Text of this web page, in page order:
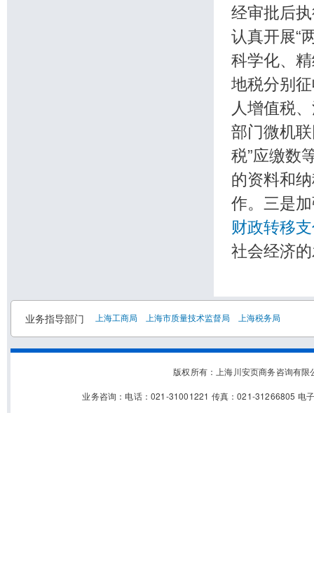
经审批后
认真开展“
科学化、
地税分别
人增值税
部门微机
税”应缴数
的资料和
作。三是
财政转移
社会经济
业务指导部门 上海工商局 上海市质量技术监督局 上海税务局
版权所有：上海川安页商务咨询有
业务咨询：电话：021-31001221 传真：021-31266805 电